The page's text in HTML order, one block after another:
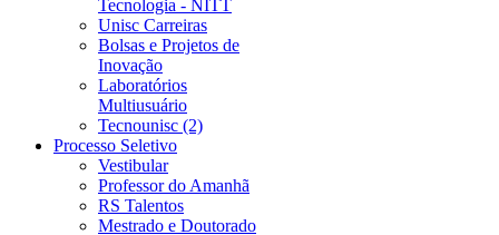
Tecnologia - NITT
Unisc Carreiras
Bolsas e Projetos de
Inovação
Laboratórios
Multiusuário
Tecnounisc (2)
Processo Seletivo
Vestibular
Professor do Amanhã
RS Talentos
Mestrado e Doutorado